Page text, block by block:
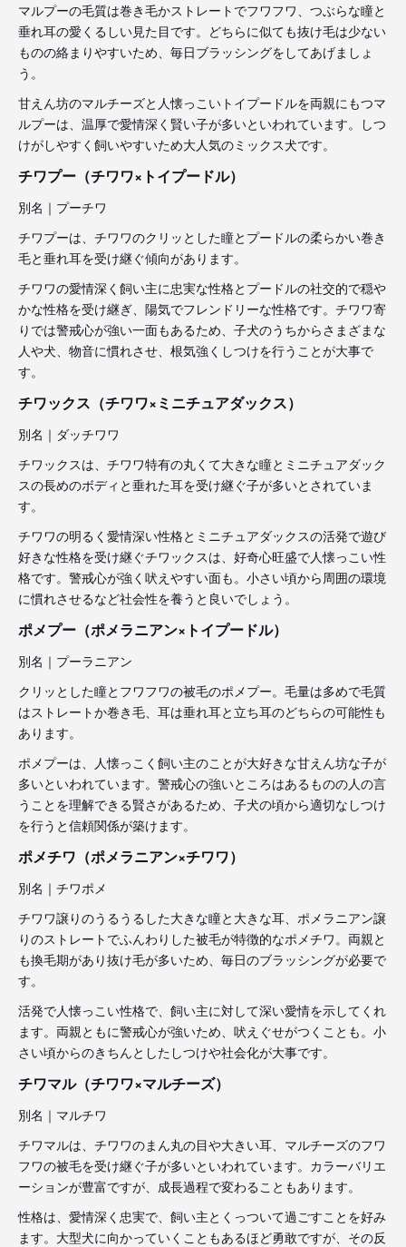
マルプーの毛質は巻き毛かストレートでフワフワ、つぶらな瞳と
垂れ耳の愛くるしい見た目です。どちらに似ても抜け毛は少ない
ものの絡まりやすいため、毎日ブラッシングをしてあげましょ
う。
甘えん坊のマルチーズと人懐っこいトイプードルを両親にもつマ
ルプーは、温厚で愛情深く賢い子が多いといわれています。しつ
けがしやすく飼いやすいため大人気のミックス犬です。
チワプー（チワワ×トイプードル）
別名｜プーチワ
チワプーは、チワワのクリッとした瞳とプードルの柔らかい巻き
毛と垂れ耳を受け継ぐ傾向があります。
チワワの愛情深く飼い主に忠実な性格とプードルの社交的で穏や
かな性格を受け継ぎ、陽気でフレンドリーな性格です。チワワ寄
りでは警戒心が強い一面もあるため、子犬のうちからさまざまな
人や犬、物音に慣れさせ、根気強くしつけを行うことが大事で
す。
チワックス（チワワ×ミニチュアダックス）
別名｜ダッチワワ
チワックスは、チワワ特有の丸くて大きな瞳とミニチュアダック
スの長めのボディと垂れた耳を受け継ぐ子が多いとされていま
す。
チワワの明るく愛情深い性格とミニチュアダックスの活発で遊び
好きな性格を受け継ぐチワックスは、好奇心旺盛で人懐っこい性
格です。警戒心が強く吠えやすい面も。小さい頃から周囲の環境
に慣れさせるなど社会性を養うと良いでしょう。
ポメプー（ポメラニアン×トイプードル）
別名｜プーラニアン
クリッとした瞳とフワフワの被毛のポメプー。毛量は多めで毛質
はストレートか巻き毛、耳は垂れ耳と立ち耳のどちらの可能性も
あります。
ポメプーは、人懐っこく飼い主のことが大好きな甘えん坊な子が
多いといわれています。警戒心の強いところはあるものの人の言
うことを理解できる賢さがあるため、子犬の頃から適切なしつけ
を行うと信頼関係が築けます。
ポメチワ（ポメラニアン×チワワ）
別名｜チワポメ
チワワ譲りのうるうるした大きな瞳と大きな耳、ポメラニアン譲
りのストレートでふんわりした被毛が特徴的なポメチワ。両親と
も換毛期があり抜け毛が多いため、毎日のブラッシングが必要で
す。
活発で人懐っこい性格で、飼い主に対して深い愛情を示してくれ
ます。両親ともに警戒心が強いため、吠えぐせがつくことも。小
さい頃からのきちんとしたしつけや社会化が大事です。
チワマル（チワワ×マルチーズ）
別名｜マルチワ
チワマルは、チワワのまん丸の目や大きい耳、マルチーズのフワ
フワの被毛を受け継ぐ子が多いといわれています。カラーバリエ
ーションが豊富ですが、成長過程で変わることもあります。
性格は、愛情深く忠実で、飼い主とくっついて過ごすことを好み
ます。大型犬に向かっていくこともあるほど勇敢ですが、その反